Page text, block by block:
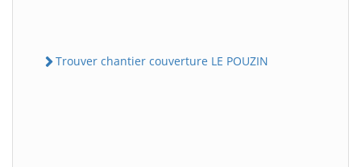
Trouver chantier couverture LE POUZIN